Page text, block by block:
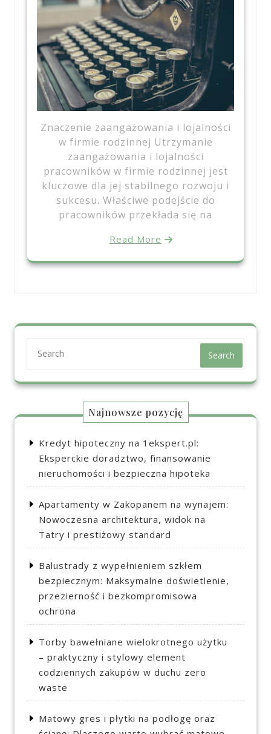
Znaczenie zaangażowania i lojalności
w firmie rodzinnej Utrzymanie
zaangażowania i lojalności
pracowników w firmie rodzinnej jest
kluczowe dla jej stabilnego rozwoju i
sukcesu. Właściwe podejście do
pracowników przekłada się na
Read More
Search
Najnowsze pozycję
Kredyt hipoteczny na 1ekspert.pl:
Eksperckie doradztwo, finansowanie
nieruchomości i bezpieczna hipoteka
Apartamenty w Zakopanem na wynajem:
Nowoczesna architektura, widok na
Tatry i prestiżowy standard
Balustrady z wypełnieniem szkłem
bezpiecznym: Maksymalne doświetlenie,
przezierność i bezkompromisowa
ochrona
Torby bawełniane wielokrotnego użytku
– praktyczny i stylowy element
codziennych zakupów w duchu zero
waste
Matowy gres i płytki na podłogę oraz